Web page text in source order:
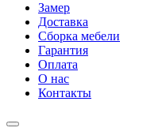
Замер
Доставка
Сборка мебели
Гарантия
Оплата
О нас
Контакты